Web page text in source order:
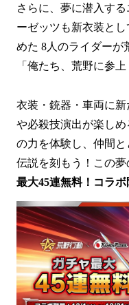
さらに、夢に潜入す
ーゼッツも新衣装と
めた 8人のライダーが
「俺たち、荒野に参
衣装・銃器・車両に
や必殺技演出が楽し
の力を体験し、仲間
伝説を刻もう！この夢
最大45連無料！コラ